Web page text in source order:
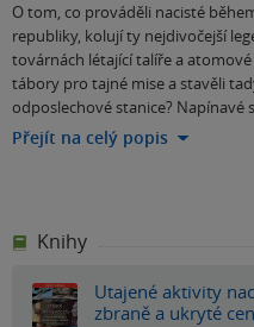
O tom, co prováděli nacisté
republiky, kolují ty nejdivočejší
továrnách létající talíře a
tábory pro tajné mise a stavěli
odposlechové stanice?
Přejít na celý popis
Knihy
Utajené aktivity
zbraně a ukryté